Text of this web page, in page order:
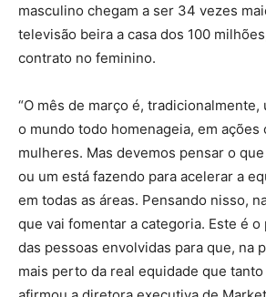
masculino chegam a ser 34 vezes
televisão beira a casa dos 100
contrato no feminino.
“O mês de março é,
o mundo todo homenageia, em ações
mulheres. Mas devemos pensar o
ou um está fazendo para acelerar a
em todas as áreas. Pensando nisso,
que vai fomentar a categoria. Este é o
das pessoas envolvidas para que, na
mais perto da real equidade que tanto